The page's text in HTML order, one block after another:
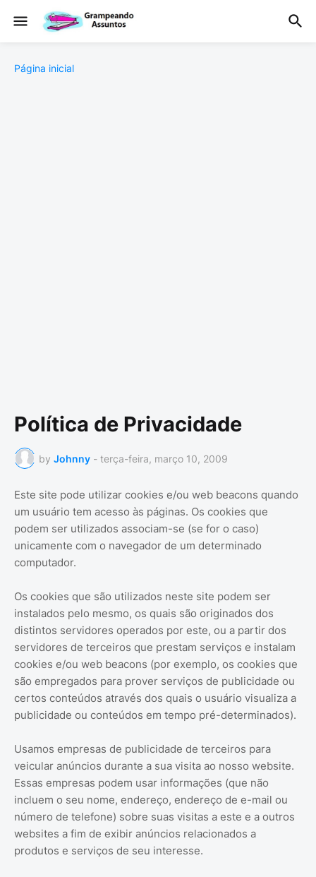
Página inicial
Política de Privacidade
by Johnny - terça-feira, março 10, 2009
Este site pode utilizar cookies e/ou web beacons quando
um usuário tem acesso às páginas. Os cookies que
podem ser utilizados associam-se (se for o caso)
unicamente com o navegador de um determinado
computador.
Os cookies que são utilizados neste site podem ser
instalados pelo mesmo, os quais são originados dos
distintos servidores operados por este, ou a partir dos
servidores de terceiros que prestam serviços e instalam
cookies e/ou web beacons (por exemplo, os cookies que
são empregados para prover serviços de publicidade ou
certos conteúdos através dos quais o usuário visualiza a
publicidade ou conteúdos em tempo pré-determinados).
Usamos empresas de publicidade de terceiros para
veicular anúncios durante a sua visita ao nosso website.
Essas empresas podem usar informações (que não
incluem o seu nome, endereço, endereço de e-mail ou
número de telefone) sobre suas visitas a este e a outros
websites a fim de exibir anúncios relacionados a
produtos e serviços de seu interesse.